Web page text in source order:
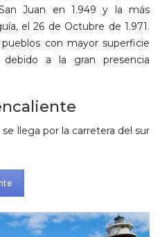
Juan en 1.949 y la más
el 26 de Octubre de 1.971.
con mayor superficie
a la gran presencia
llega por la carretera del sur